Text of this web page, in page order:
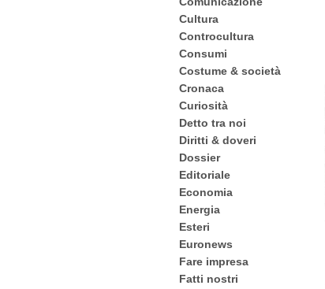
Cultura
Controcultura
Consumi
Costume & società
Cronaca
Curiosità
Detto tra noi
Diritti & doveri
Dossier
Editoriale
Economia
Energia
Esteri
Euronews
Fare impresa
Fatti nostri